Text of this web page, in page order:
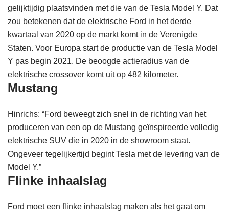
gelijktijdig plaatsvinden met die van de Tesla Model Y. Dat
zou betekenen dat de elektrische Ford in het derde
kwartaal van 2020 op de markt komt in de Verenigde
Staten. Voor Europa start de productie van de Tesla Model
Y pas begin 2021. De beoogde actieradius van de
elektrische crossover komt uit op 482 kilometer.
Mustang
Hinrichs: “Ford beweegt zich snel in de richting van het
produceren van een op de Mustang geïnspireerde volledig
elektrische SUV die in 2020 in de showroom staat.
Ongeveer tegelijkertijd begint Tesla met de levering van de
Model Y.”
Flinke inhaalslag
Ford moet een flinke inhaalslag maken als het gaat om